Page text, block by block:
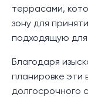
террасами,
зону для
подходящую для
Благодаря
планировке эти
долгосрочного